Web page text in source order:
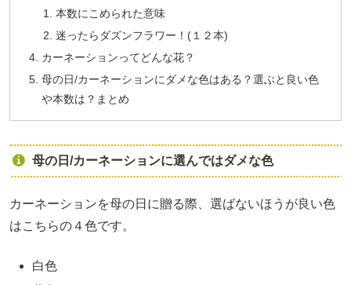
本数にこめられた意味
迷ったらダズンフラワー！(１２本)
カーネーションってどんな花？
母の日/カーネーションにダメな色はある？選ぶと良い色
や本数は？まとめ
母の日/カーネーションに選んではダメな色
カーネーションを母の日に贈る際、選ばないほうが良い色
はこちらの４色です。
白色